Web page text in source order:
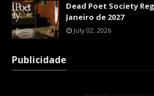
Dead Poet Society
Janeiro de 2027
July 02, 2026
Publicidade